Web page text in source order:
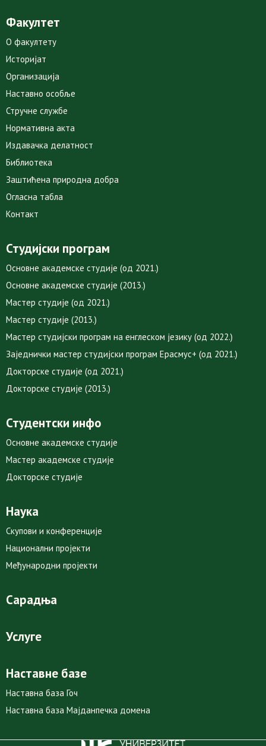
Факултет
О факултету
Историјат
Организација
Наставно особље
Стручне службе
Нормативна акта
Издавачка делатност
Библиотека
Заштићена природна добра
Огласна табла
Контакт
Студијски програм
Основне академске студије (од 2021.)
Основне академске студије (2013.)
Мастер студије (од 2021.)
Мастер студије (2013.)
Мастер студијски програм на енглеском језику (од 2022.)
Заједнички мастер студијски програм Ерасмус+ (од 2021.)
Докторске студије (од 2021.)
Докторске студије (2013.)
Студентски инфо
Основне академске студије
Мастер академске студије
Докторске студије
Наука
Скупови и конференције
Национални пројекти
Међународни пројекти
Сарадња
Услуге
Наставне базе
Наставна база Гоч
Наставна база Мајданпечка домена